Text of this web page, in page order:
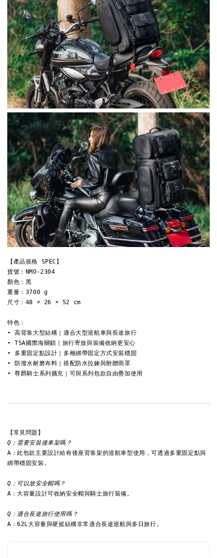
【產品規格 SPEC】
貨號：NMO-2304
顏色：黑
重量：3700 g
尺寸：48 × 26 × 52 cm
特色：
• 高背靠大型結構｜適合大型巡航車與長途旅行
• TSA國際海關鎖｜旅行寄放與裝備收納更安心
• 多重固定點設計｜多種綁帶固定方式安裝穩固
• 防潑水耐磨布料｜搭配防水拉鍊與附贈雨罩
• 尊爵騎士系列擴充｜可與系列包款自由疊加使用
【常見問題】
Q：需要安裝後車架嗎？
A：此包款主要設計給有後座背靠架的巡航車型使用，可透過多重固定點與
綁帶穩固安裝。
Q：可以放安全帽嗎？
A：大容量設計可收納安全帽與騎士旅行裝備。
Q：適合長途旅行使用嗎？
A：62L大容量與硬挺結構非常適合長途巡航與多日旅行。